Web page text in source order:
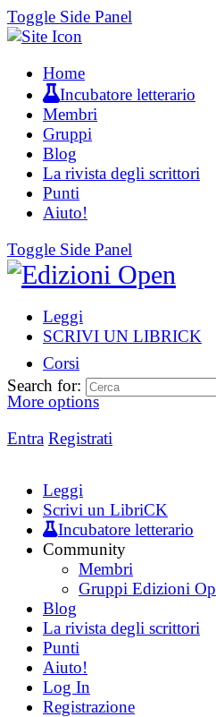
Toggle Side Panel
Home
Incubatore letterario
Membri
Gruppi
Blog
La rivista degli scrittori
Punti
Aiuto!
Toggle Side Panel
Leggi
SCRIVI UN LIBRICK
Corsi
More options
Entra Registrati
Search for:
Leggi
Scrivi un LibriCK
Incubatore letterario
Community
Membri
Gruppi Edizioni
Blog
La rivista degli scrittori
Punti
Aiuto!
Log In
Registrazione